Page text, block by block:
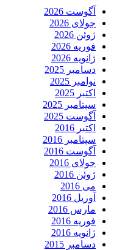
آگوست 2026
جولای 2026
ژوئن 2026
فوریه 2026
ژانویه 2026
دسامبر 2025
نوامبر 2025
اکتبر 2025
سپتامبر 2025
آگوست 2025
اکتبر 2016
سپتامبر 2016
آگوست 2016
جولای 2016
ژوئن 2016
می 2016
آوریل 2016
مارس 2016
فوریه 2016
ژانویه 2016
دسامبر 2015